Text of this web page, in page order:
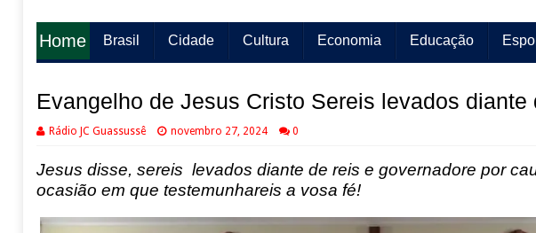
Home Brasil Cidade Cultura Economia Educação
Evangelho de Jesus Cristo Sereis levados diante
Rádio JC Guassussê novembro 27, 2024 0
Jesus disse, sereis levados diante de reis e governadore por
ocasião em que testemunhareis a vosa fé!